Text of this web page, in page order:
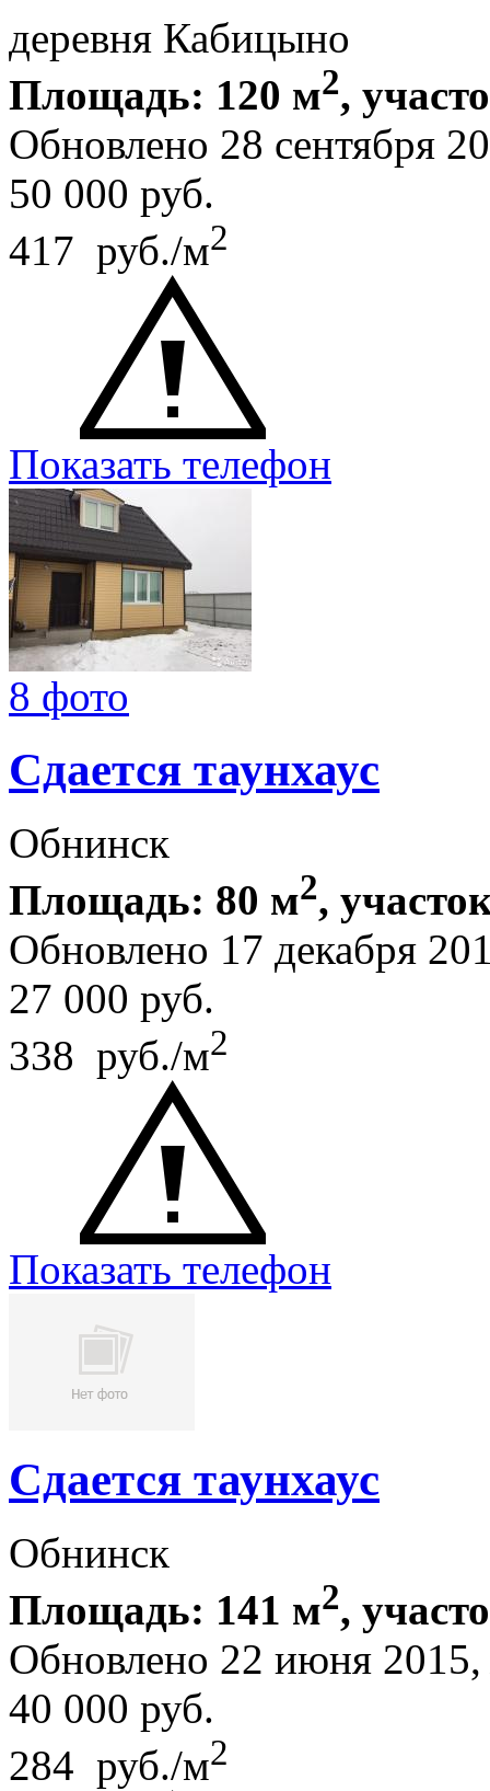
деревня Кабицыно
Площадь: 120 м2,
Обновлено 28 сентября
50 000 руб.
417 руб./м2
Показать телефон
8 фото
Сдается таунхаус
Обнинск
Площадь: 80 м2,
Обновлено 17 декабря
27 000 руб.
338 руб./м2
Показать телефон
Сдается таунхаус
Обнинск
Площадь: 141 м2,
Обновлено 22 июня
40 000 руб.
284 руб./м2